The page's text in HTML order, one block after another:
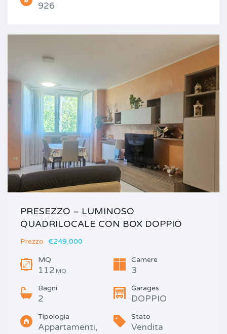
926
PRESEZZO – LUMINOSO
QUADRILOCALE CON BOX DOPPIO
Prezzo €249,000
MQ
112 MQ.
Camere
3
Bagni
2
Garages
DOPPIO
Tipologia
Appartamenti,
Stato
Vendita